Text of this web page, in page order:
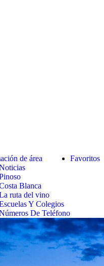
Favoritos
de área
Blanca
ruta del vino
Y Colegios
De Teléfono